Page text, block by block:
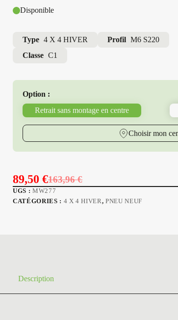
Disponible
Type 4 X 4 HIVER Profil M6 S220
Classe C1
Option :
Retrait sans montage en centre
Choisir mon
163,96€
Le
prix
89,50€Le
prix
UGS : MW277
CATÉGORIES : 4 X 4 HIVER,PNEU NEUF
Description